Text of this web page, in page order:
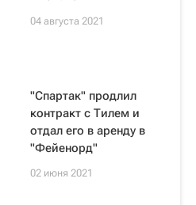
04 августа 2021
"Спартак" продлил
контракт с Тилем и
отдал его в аренду в
"Фейенорд"
02 июня 2021